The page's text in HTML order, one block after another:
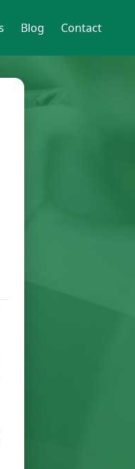
Blog Contact
votre région.
sans engagement.
souhaitez-
?